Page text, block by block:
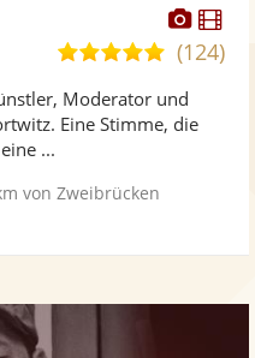
5,0
5
Sternen
(124)
Moderator und
Eine Stimme, die
...
von Zweibrücken